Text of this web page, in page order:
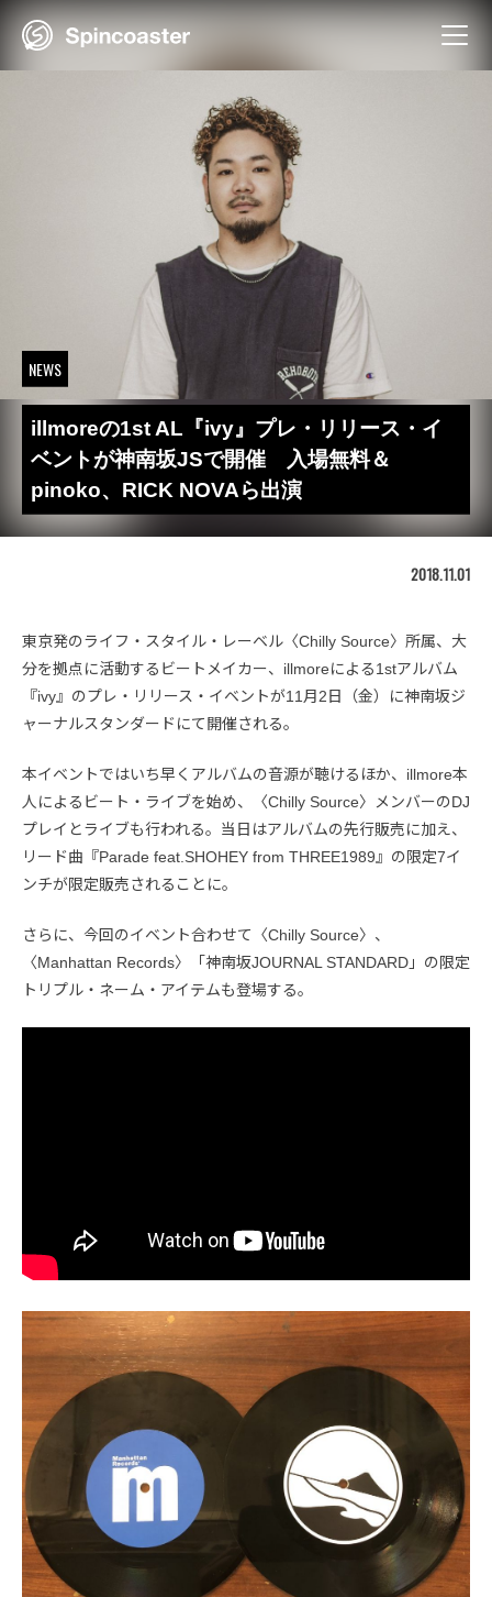
Skip
NEWS
illmoreの1st AL『ivy』プレ・リリース・イ
ベントが神南坂JSで開催 入場無料＆
pinoko、RICK NOVAら出演
2018.11.01
東京発のライフ・スタイル・レーベル〈Chilly Source〉所属、大
分を拠点に活動するビートメイカー、illmoreによる1stアルバム
『ivy』のプレ・リリース・イベントが11月2日（金）に神南坂ジ
ャーナルスタンダードにて開催される。
本イベントではいち早くアルバムの音源が聴けるほか、illmore本
人によるビート・ライブを始め、〈Chilly Source〉メンバーのDJ
プレイとライブも行われる。当日はアルバムの先行販売に加え、
リード曲『Parade feat.SHOHEY from THREE1989』の限定7イ
ンチが限定販売されることに。
さらに、今回のイベント合わせて〈Chilly Source〉、
〈Manhattan Records〉「神南坂JOURNAL STANDARD」の限定
トリプル・ネーム・アイテムも登場する。